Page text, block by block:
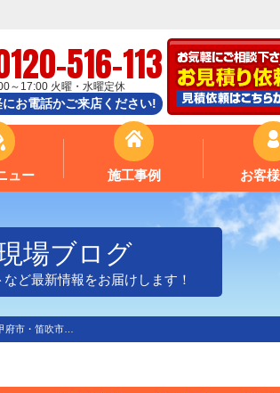
516-113
～17:00 火曜・水曜定休
にお電話かご来店ください!
ュー 施工事例 お客
場ブログ
ど最新情報をお届けします！
府市・笛吹市…